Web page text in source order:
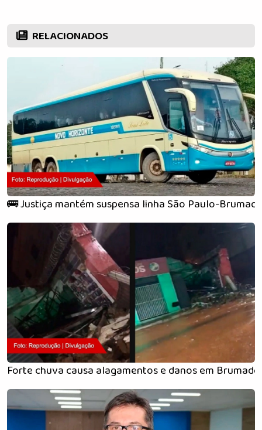
RELACIONADOS
🚌 Justiça mantém suspensa linha São Paulo-
Forte chuva causa alagamentos e danos em